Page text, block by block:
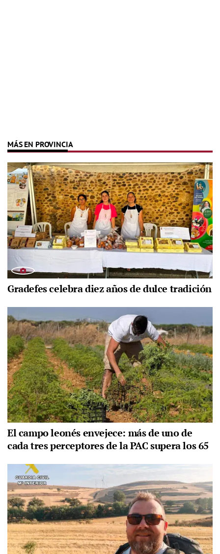
MÁS EN PROVINCIA
Gradefes celebra diez años de dulce tradición
El campo leonés envejece: más de uno de
cada tres perceptores de la PAC supera los 65